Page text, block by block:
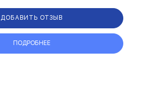
ДОБАВИТЬ ОТЗЫВ
ПОДРОБНЕЕ